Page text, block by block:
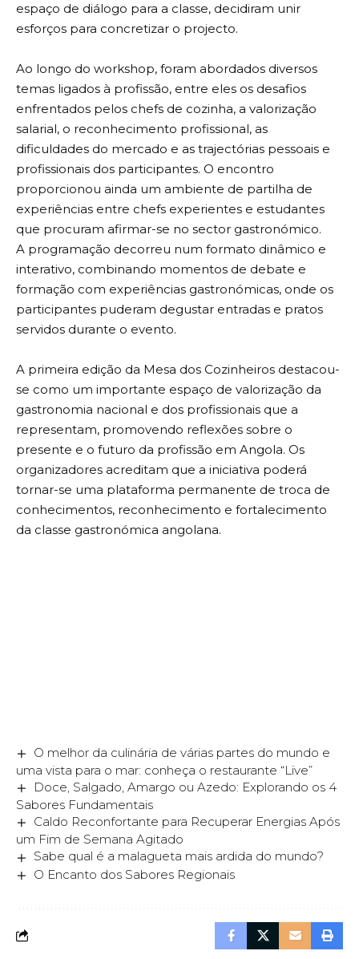
espaço de diálogo para a classe, decidiram unir
esforços para concretizar o projecto.
Ao longo do workshop, foram abordados diversos
temas ligados à profissão, entre eles os desafios
enfrentados pelos chefs de cozinha, a valorização
salarial, o reconhecimento profissional, as
dificuldades do mercado e as trajectórias pessoais e
profissionais dos participantes. O encontro
proporcionou ainda um ambiente de partilha de
experiências entre chefs experientes e estudantes
que procuram afirmar-se no sector gastronómico.
A programação decorreu num formato dinâmico e
interativo, combinando momentos de debate e
formação com experiências gastronómicas, onde os
participantes puderam degustar entradas e pratos
servidos durante o evento.
A primeira edição da Mesa dos Cozinheiros destacou-
se como um importante espaço de valorização da
gastronomia nacional e dos profissionais que a
representam, promovendo reflexões sobre o
presente e o futuro da profissão em Angola. Os
organizadores acreditam que a iniciativa poderá
tornar-se uma plataforma permanente de troca de
conhecimentos, reconhecimento e fortalecimento
da classe gastronómica angolana.
O melhor da culinária de várias partes do mundo e
uma vista para o mar: conheça o restaurante “Lïve”
Doce, Salgado, Amargo ou Azedo: Explorando os 4
Sabores Fundamentais
Caldo Reconfortante para Recuperar Energias Após
um Fim de Semana Agitado
Sabe qual é a malagueta mais ardida do mundo?
O Encanto dos Sabores Regionais